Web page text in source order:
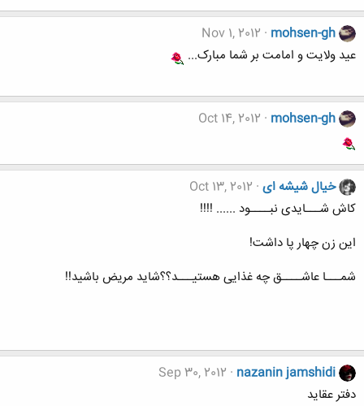
mohsen-gh
Nov 1, 2012
عید ولایت و امامت بر شما مبارک...
mohsen-gh
Oct 14, 2012
خیال شیشه ای Oct 13, 2012
کاش شـــایدی نبــــود ...... !!!!
این زن چهار پا داشت!
شمـــا عاشــــق چه غذایی هستیـــد؟؟شاید مریض باشید!!
nazanin jamshidi
Sep 30, 2012
دفتر عقاید